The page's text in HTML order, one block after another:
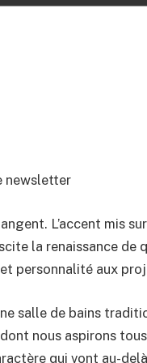
newsletter
L’accent mis
la renaissance de
personnalité aux
salle de bains
nous aspirons
qui vont au-